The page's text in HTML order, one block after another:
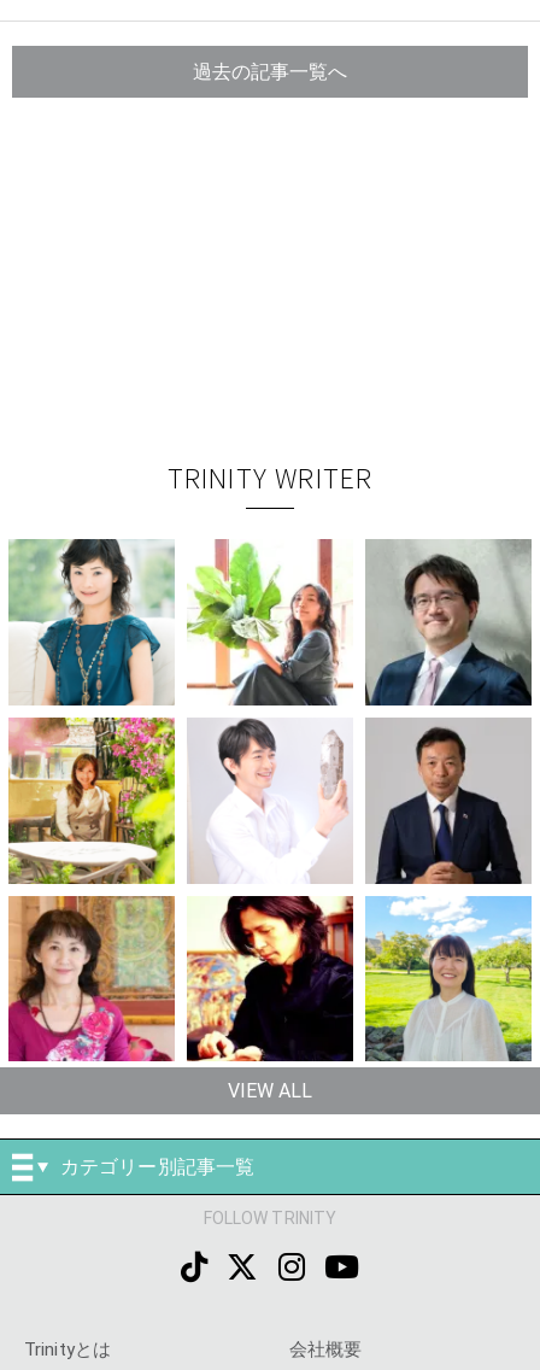
過去の記事一覧へ
TRINITY WRITER
VIEW ALL
カテゴリー別記事一覧
FOLLOW TRINITY
Trinityとは 会社概要